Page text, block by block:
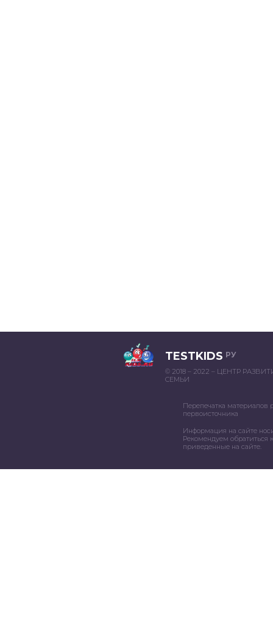
TESTKIDS РУ
© 2018 – 2022 – ЦЕНТР
СЕМЬИ
Перепечатка материалов
первоисточника
Информация на сайте
Рекомендуем обратиться
приведенные на сайте.